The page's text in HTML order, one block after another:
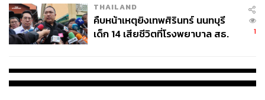
THAILAND
คืบหน้าเหตุยิงเทพศิรินทร์ นนทบุรี
เด็ก 14 เสียชีวิตที่โรงพยาบาล สธ.
1